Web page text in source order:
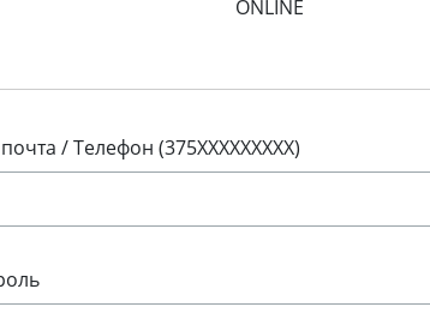
ONLINE
/ Телефон (375XXXXXXXXX)